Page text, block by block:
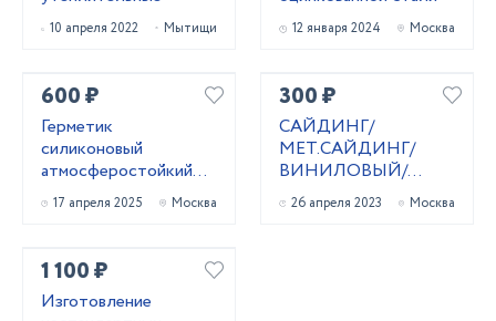
10 апреля 2022 Мытищи 12 января 2024 Москва
600 ₽
Герметик
силиконовый
атмocфеpocтoйкий
(черный) 600 мл
17 апреля 2025 Москва
300 ₽
САЙДИНГ/
МЕТ.САЙДИНГ/
ВИНИЛОВЫЙ/
ФАСАДНЫЕ
ПАНЕЛИ
26 апреля 2023 Москва
1 100 ₽
Изготовление